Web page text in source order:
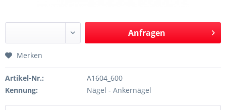
Anfragen
Merken
Artikel-Nr.:
A1604_600
Kennung:
Nägel - Ankernägel